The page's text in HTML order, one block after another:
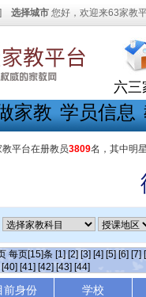
] 选择城市 您好，欢迎来63家教
六三
家教 学员信息
教平台在册教员3809名，其中明
每页[15]条 [1] [2] [3] [4] [5] [6] [7]
[40] [41] [42] [43] [44]
前身份
学校